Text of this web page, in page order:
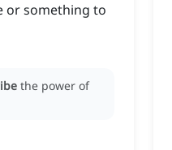
or something to
the power of